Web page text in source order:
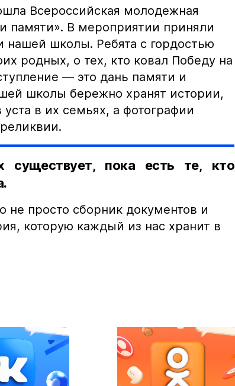
Всероссийская молодежная
памяти». В мероприятии приняли
нашей школы. Ребята с гордостью
родных, о тех, кто ковал Победу на
— это дань памяти и
школы бережно хранят истории,
в их семьях, а фотографии
существует, пока есть те, кто
не просто сборник документов и
которую каждый из нас хранит в